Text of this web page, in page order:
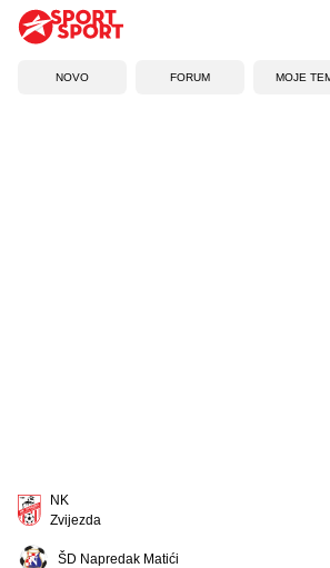
NOVO FORUM MOJE
NK
Zvijezda
ŠD Napredak Matići